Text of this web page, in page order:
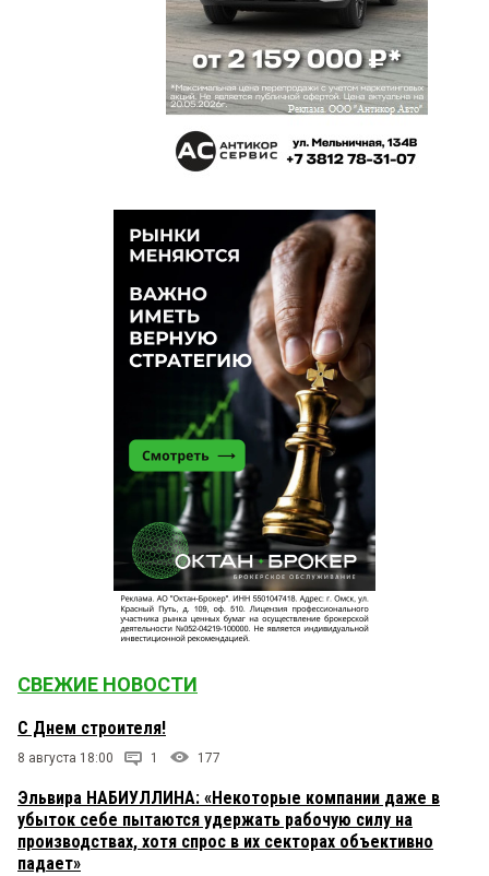
СВЕЖИЕ НОВОСТИ
С Днем строителя!
8 августа 18:00 1 177
Эльвира НАБИУЛЛИНА: «Некоторые компании даже в
убыток себе пытаются удержать рабочую силу на
производствах, хотя спрос в их секторах объективно
падает»